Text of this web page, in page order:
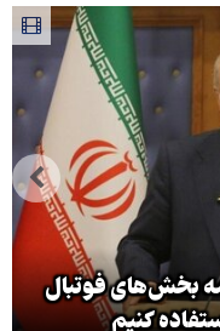
بخش‌های فوتبال
کنیم